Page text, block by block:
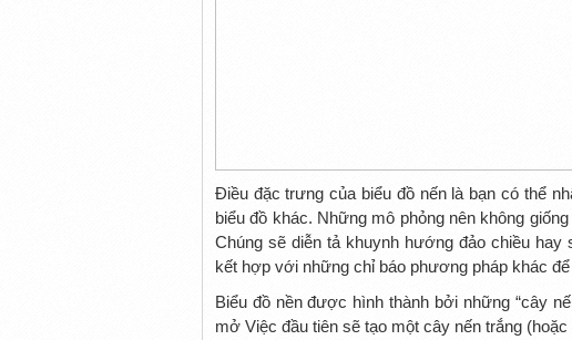
Điều đặc trưng của biểu đồ nến là bạn có thể
biểu đồ khác. Những mô phỏng nên không
Chúng sẽ diễn tả khuynh hướng đảo chiều
kết hợp với những chỉ báo phương pháp khác
Biểu đồ nền được hình thành bởi những “cây
mở Việc đầu tiên sẽ tạo một cây nến trắng